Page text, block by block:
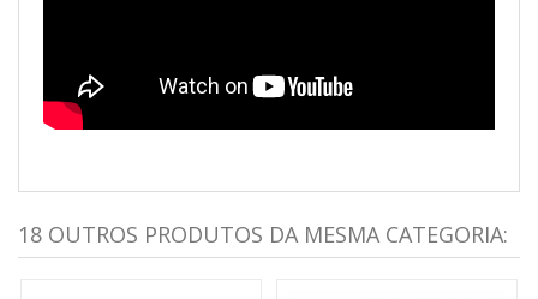
18 OUTROS PRODUTOS DA MESMA CATEGORIA: